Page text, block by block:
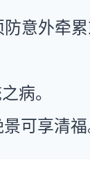
意外牵
病。
可享清福